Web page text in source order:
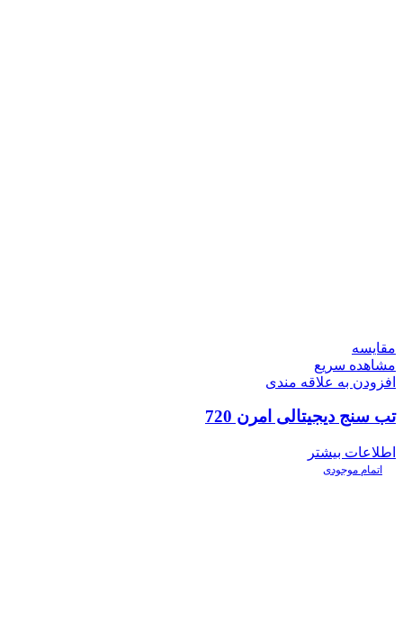
مقایسه
مشاهده سریع
افزودن به علاقه مندی
تب سنج دیجیتالی امرن 720
اطلاعات بیشتر
اتمام موجودی